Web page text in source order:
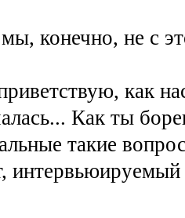
конечно, не с
как
Как ты
такие
интервьюируемый